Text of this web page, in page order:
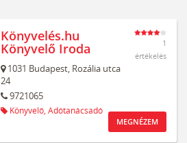
Könyvelés.hu
Könyvelő Iroda
1031 Budapest, Rozália utca
24
9721065
Könyvelő, Adótanácsadó
1
értékelés
MEGNÉZEM